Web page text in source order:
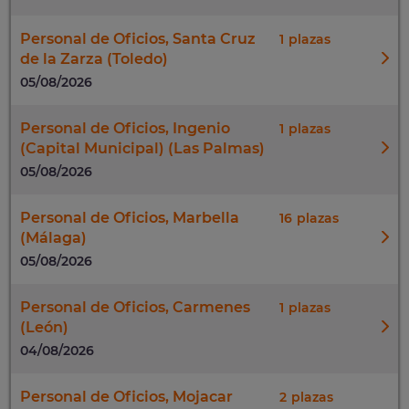
Personal de Oficios, Santa Cruz
de la Zarza (Toledo)
1
05/08/2026
Personal de Oficios, Ingenio
(Capital Municipal) (Las Palmas)
1
05/08/2026
Personal de Oficios, Marbella
(Málaga)
16
05/08/2026
Personal de Oficios, Carmenes
(León)
1
04/08/2026
Personal de Oficios, Mojacar
2